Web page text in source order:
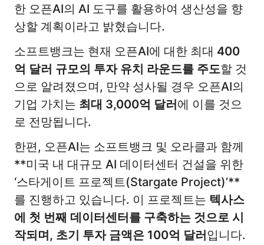
한 오픈AI의 AI 도구를 활용하여 생산성을 향
상할 계획이라고 밝혔습니다.
소프트뱅크는 현재 오픈AI에 대한 최대 400
억 달러 규모의 투자 유치 라운드를 주도할 것
으로 알려졌으며, 만약 성사될 경우 오픈AI의
기업 가치는 최대 3,000억 달러에 이를 것으
로 전망됩니다.
한편, 오픈AI는 소프트뱅크 및 오라클과 함께
**미국 내 대규모 AI 데이터센터 건설을 위한
‘스타게이트 프로젝트(Stargate Project)’**
를 진행하고 있습니다. 이 프로젝트는 텍사스
에 첫 번째 데이터센터를 구축하는 것으로 시
작되며, 초기 투자 금액은 100억 달러입니다.